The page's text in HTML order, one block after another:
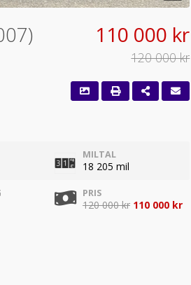
110 000 kr
120 000 kr
MILTAL
18 205 mil
PRIS
120 000 kr 110 000 kr